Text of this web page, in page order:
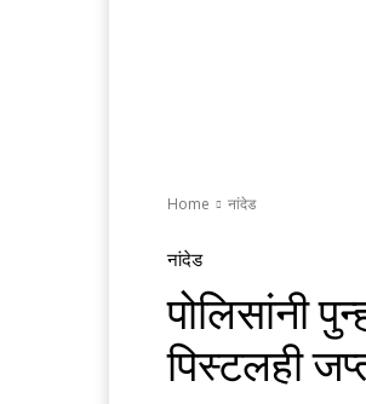
Home नांदेड
नांदेड
पोलिसांनी
पिस्टलही